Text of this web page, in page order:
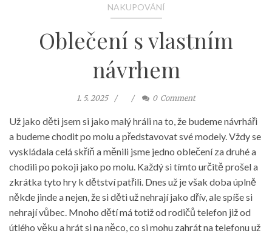
NAKUPOVÁNÍ
Oblečení s vlastním
návrhem
1. 5. 2025 0 Comment
Už jako děti jsem si jako malý hráli na to, že budeme návrháři
a budeme chodit po molu a představovat své modely. Vždy se
vyskládala celá skříň a měnili jsme jedno oblečení za druhé a
chodili po pokoji jako po molu. Každý si tímto určitě prošel a
zkrátka tyto hry k dětství patřili. Dnes už je však doba úplně
někde jinde a nejen, že si děti už nehrají jako dřív, ale spíše si
nehrají vůbec. Mnoho dětí má totiž od rodičů telefon již od
útlého věku a hrát si na něco, co si mohu zahrát na telefonu už